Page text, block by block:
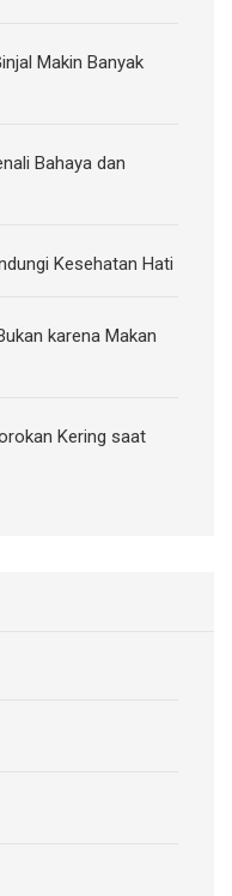
Makin Banyak
Bahaya dan
Kesehatan Hati
karena Makan
Kering saat